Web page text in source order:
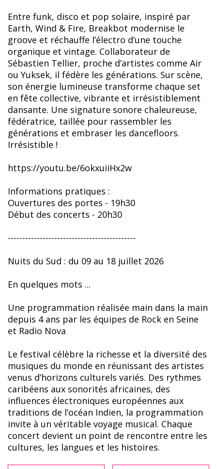
Entre funk, disco et pop solaire, inspiré par
Earth, Wind & Fire, Breakbot modernise le
groove et réchauffe l’électro d’une touche
organique et vintage. Collaborateur de
Sébastien Tellier, proche d’artistes comme Air
ou Yuksek, il fédère les générations. Sur scène,
son énergie lumineuse transforme chaque set
en fête collective, vibrante et irrésistiblement
dansante. Une signature sonore chaleureuse,
fédératrice, taillée pour rassembler les
générations et embraser les dancefloors.
Irrésistible !
https://youtu.be/6okxuiiHx2w
Informations pratiques :
Ouvertures des portes - 19h30
Début des concerts - 20h30
--------------------------------------------
Nuits du Sud : du 09 au 18 juillet 2026
En quelques mots ...
Une programmation réalisée main dans la main
depuis 4 ans par les équipes de Rock en Seine
et Radio Nova
Le festival célèbre la richesse et la diversité des
musiques du monde en réunissant des artistes
venus d’horizons culturels variés. Des rythmes
caribéens aux sonorités africaines, des
influences électroniques européennes aux
traditions de l’océan Indien, la programmation
invite à un véritable voyage musical. Chaque
concert devient un point de rencontre entre les
cultures, les langues et les histoires.